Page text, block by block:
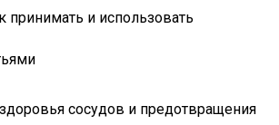
принимать и использовать
сосудов и предотвращения